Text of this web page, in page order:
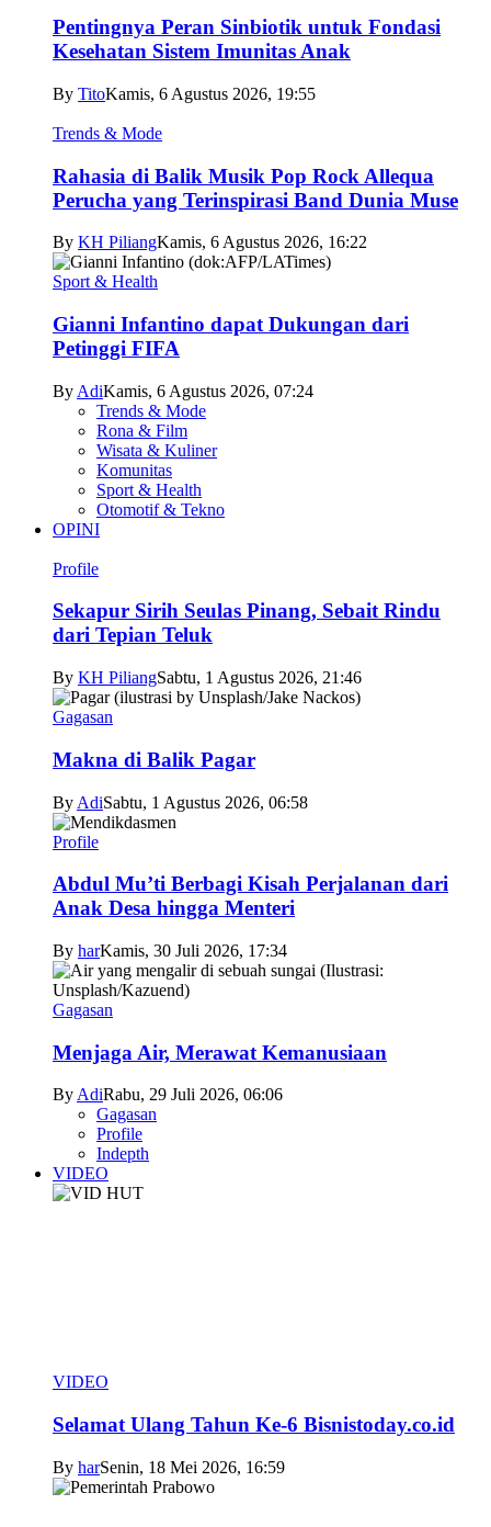
Pentingnya Peran Sinbiotik untuk Fondasi
Kesehatan Sistem Imunitas Anak
By TitoKamis, 6 Agustus 2026, 19:55
Trends & Mode
Rahasia di Balik Musik Pop Rock Allequa
Perucha yang Terinspirasi Band Dunia Muse
By KH PiliangKamis, 6 Agustus 2026, 16:22
Sport & Health
Gianni Infantino dapat Dukungan dari
Petinggi FIFA
By AdiKamis, 6 Agustus 2026, 07:24
Trends & Mode
Rona & Film
Wisata & Kuliner
Komunitas
Sport & Health
Otomotif & Tekno
OPINI
Profile
Sekapur Sirih Seulas Pinang, Sebait Rindu
dari Tepian Teluk
By KH PiliangSabtu, 1 Agustus 2026, 21:46
Gagasan
Makna di Balik Pagar
By AdiSabtu, 1 Agustus 2026, 06:58
Profile
Abdul Mu’ti Berbagi Kisah Perjalanan dari
Anak Desa hingga Menteri
By harKamis, 30 Juli 2026, 17:34
Gagasan
Menjaga Air, Merawat Kemanusiaan
ByAdiRabu, 29 Juli 2026, 06:06
Gagasan
Profile
Indepth
VIDEO
VIDEO
Selamat Ulang Tahun Ke-6 Bisnistoday.co.id
By harSenin, 18 Mei 2026, 16:59